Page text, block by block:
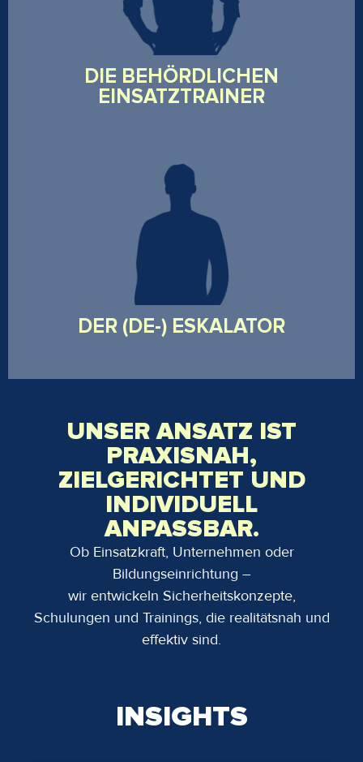
DIE BEHÖRDLICHEN
EINSATZTRAINER
umfassender Einsatzerfahrung. Sie verbinden
taktisches Training mit modernen Lernmethoden und
praxisnaher Vermittlung.
DER (DE-) ESKALATOR
Militärisch geschulter Einsatzprofi, Krav Maga-
Instruktor und erfahrener Medic in kritischen
Situationen. Sein Spezialgebiet: Deeskalation durch
Präsenz, Klarheit - und wenn nötig - entschlossenes
Handeln.
UNSER ANSATZ IST
PRAXISNAH,
ZIELGERICHTET UND
INDIVIDUELL
ANPASSBAR.
Ob Einsatzkraft, Unternehmen oder
Bildungseinrichtung –
wir entwickeln Sicherheitskonzepte,
Schulungen und Trainings, die realitätsnah und
effektiv sind.
INSIGHTS